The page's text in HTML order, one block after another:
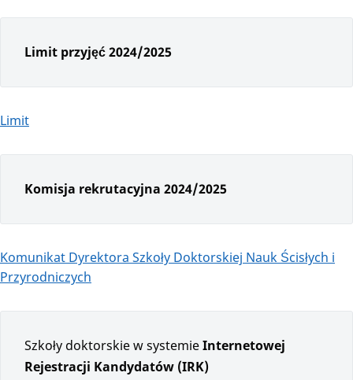
Limit przyjęć 2024/2025
Limit
Komisja rekrutacyjna 2024/2025
Komunikat Dyrektora Szkoły Doktorskiej Nauk Ścisłych i
Przyrodniczych
Szkoły doktorskie w systemieInternetowej
Rejestracji Kandydatów (IRK)